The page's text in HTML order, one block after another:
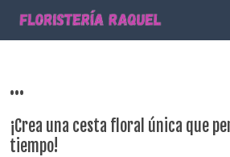
...
¡Crea una cesta floral única que
tiempo!